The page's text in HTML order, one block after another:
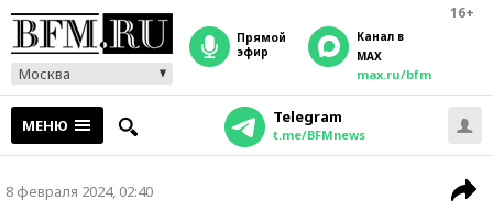
16+
Москва
прямой
эфир
Канал в
MAX
max.ru/bfm
МЕНЮ Telegram
t.me/BFMnews
8 февраля 2024, 02:40